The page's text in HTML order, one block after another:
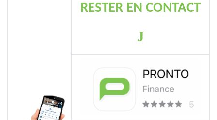
RESTER EN CONTACT
J